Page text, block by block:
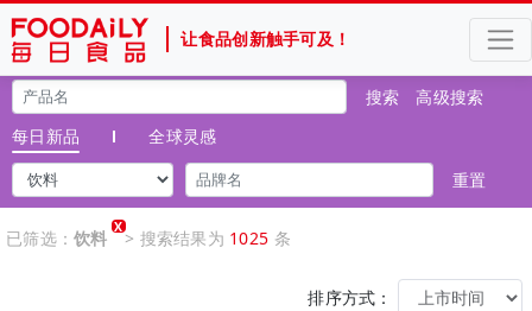
让食品创新触手可及！
搜索
高级搜索
每日新品
全球灵感
重置
已筛选：饮料
X
> 搜索结果为 1025 条
排序方式：